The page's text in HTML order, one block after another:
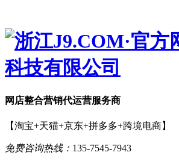
网店整合营销代运营服务商
【淘宝+天猫+京东+拼多多+跨境电商】
免费咨询热线： 135-7545-7943